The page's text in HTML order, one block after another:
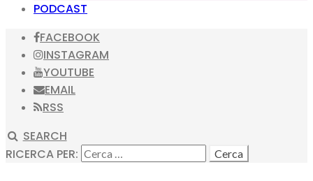
PODCAST
FACEBOOK
INSTAGRAM
YOUTUBE
EMAIL
RSS
SEARCH
RICERCA PER: